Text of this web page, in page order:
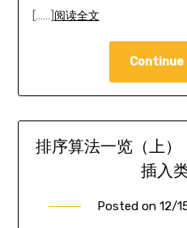
[……] 阅读全文
排序算法一览（上
插入
Posted on 12/